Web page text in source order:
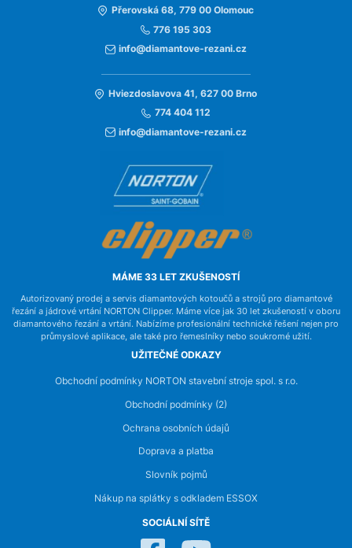
Přerovská 68, 779 00 Olomouc
776 195 303
info@diamantove-rezani.cz
Hviezdoslavova 41, 627 00 Brno
774 404 112
info@diamantove-rezani.cz
MÁME 33 LET ZKUŠENOSTÍ
Autorizovaný prodej a servis diamantových kotoučů a strojů pro diamantové
řezání a jádrové vrtání NORTON Clipper. Máme více jak 30 let zkušeností v oboru
diamantového řezání a vrtání. Nabízíme profesionální technické řešení nejen pro
průmyslové aplikace, ale také pro řemeslníky nebo soukromé užití.
UŽITEČNÉ ODKAZY
Obchodní podmínky NORTON stavební stroje spol. s r.o.
Obchodní podmínky (2)
Ochrana osobních údajů
Doprava a platba
Slovník pojmů
Nákup na splátky s odkladem ESSOX
SOCIÁLNÍ SÍTĚ